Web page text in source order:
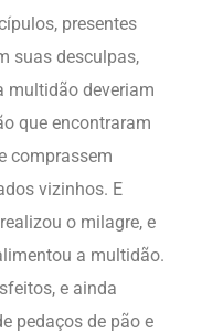
presentes
suas desculpas,
multidão deveriam
que encontraram
comprassem
vizinhos. E
o milagre, e
a multidão.
e ainda
pedaços de pão e